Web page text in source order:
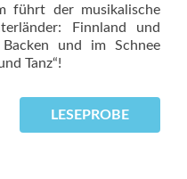
führt der musikalische
Finnland und
und im Schnee
Tanz“!
LESEPROBE